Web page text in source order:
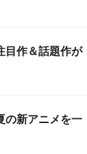
目作＆話題作が
の新アニメを一